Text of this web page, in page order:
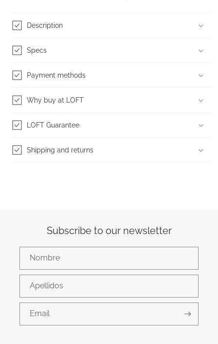
Description
Specs
Payment methods
Why buy at LOFT
LOFT Guarantee
Shipping and returns
Subscribe to our newsletter
Nombre
Apellidos
Email